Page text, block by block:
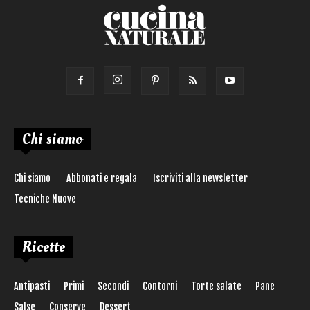
Chi siamo
Chi siamo Abbonati e regala
Iscriviti alla newsletter
Tecniche Nuove
Ricette
Antipasti Primi Secondi Contorni Torte salate
Pane
Salse
Conserve Dessert